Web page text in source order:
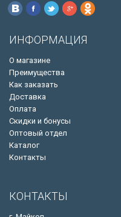
ИНФОРМАЦИЯ
О магазине
Преимущества
Как заказать
Доставка
Оплата
Скидки и бонусы
Оптовый отдел
Каталог
Контакты
КОНТАКТЫ